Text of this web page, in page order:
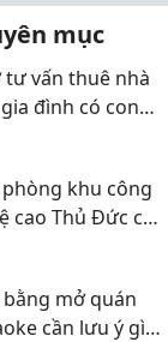
Phúc Đạt Tower –
Quốc lộ 1K, Đông
trục Phạm Văn
– di chuyển Thủ
tin căn hộ:
mục
tư vấn thuê nhà
đình có con
khu công
cao Thủ Đức có
mở quán
cần lưu ý gì